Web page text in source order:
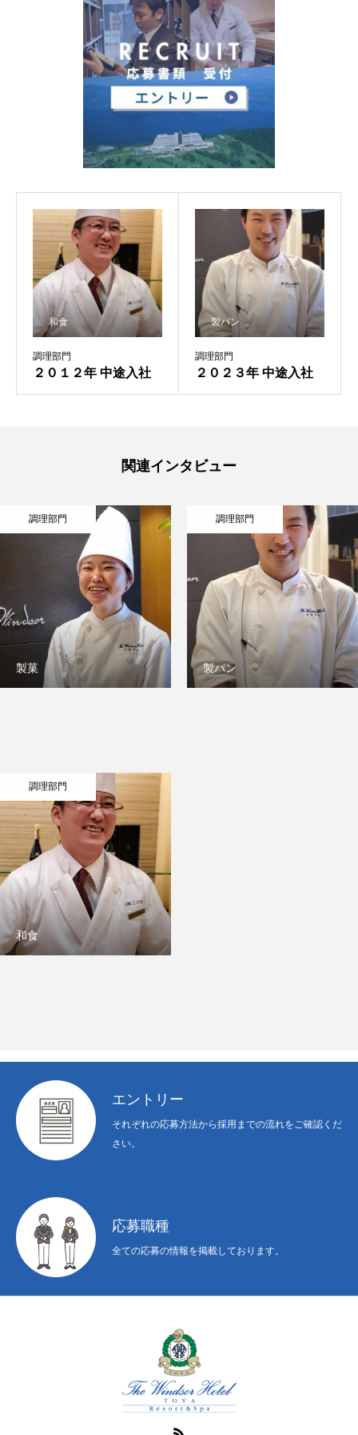
調理部門
２０１２年 中途入社
和食
調理部門
２０２３年 中途入社
製パン
関連インタビュー
調理部門
製菓
調理部門
製パン
調理部門
和食
エントリー
それぞれの応募方法から採用までの流れをご確認くだ
さい。
応募職種
全ての応募の情報を掲載しております。